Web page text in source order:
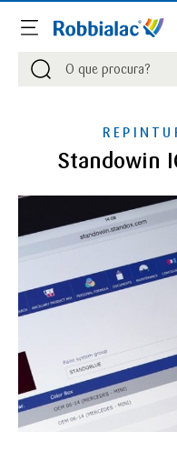
Procurar
Procurar
Standowin